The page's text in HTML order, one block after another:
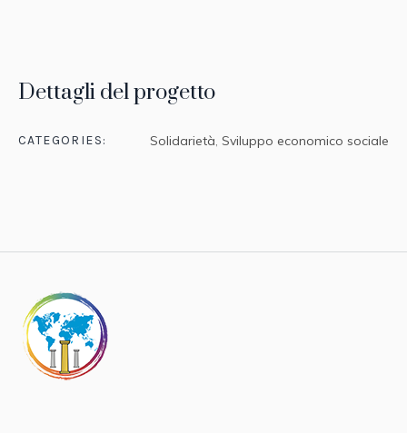
Dettagli del progetto
CATEGORIES: Solidarietà, Sviluppo economico sociale